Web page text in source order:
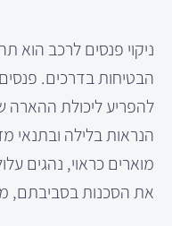
ניקוי פנסים לרכב הוא
הבטיחות בדרכים.
להפריע ליכולת ההארה
הנראות בלילה ובתנאי
מוארים כראוי, נהגים
את הסכנות בסביבתם,